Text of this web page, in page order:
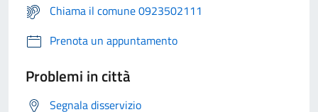
Chiama il comune 0923502111
Prenota un appuntamento
Problemi in città
Segnala disservizio